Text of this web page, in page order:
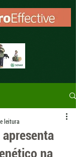
apresenta
na
leitura